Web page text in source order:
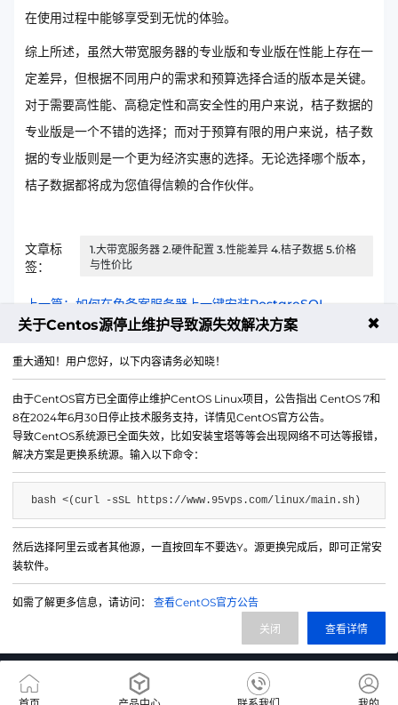
在使用过程中能够享受到无忧的体验。
综上所述，虽然大带宽服务器的专业版和专业版在性能上存在一
定差异，但根据不同用户的需求和预算选择合适的版本是关键。
对于需要高性能、高稳定性和高安全性的用户来说，桔子数据的
专业版是一个不错的选择；而对于预算有限的用户来说，桔子数
据的专业版则是一个更为经济实惠的选择。无论选择哪个版本，
桔子数据都将成为您值得信赖的合作伙伴。
文章标
签：
1.大带宽服务器 2.硬件配置 3.性能差异 4.桔子数据 5.价格
与性价比
上一篇：如何在免备案服务器上一键安装PostgreSQL
微信公众号
IDC/ISP证号 B1-20214840
关于Centos源停止维护导致源失效解决方案 ✖
重大通知！用户您好，以下内容请务必知晓！
由于CentOS官方已全面停止维护CentOS Linux项目，公告指出 CentOS 7和
8在2024年6月30日停止技术服务支持，详情见CentOS官方公告。
导致CentOS系统源已全面失效，比如安装宝塔等等会出现网络不可达等报错，
解决方案是更换系统源。输入以下命令：
bash <(curl -sSL https://www.95vps.com/linux/main.sh)
然后选择阿里云或者其他源，一直按回车不要选Y。源更换完成后，即可正常安
装软件。
如需了解更多信息，请访问： 查看CentOS官方公告
查看详情
关闭